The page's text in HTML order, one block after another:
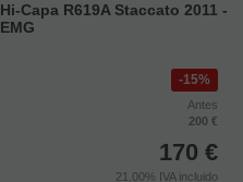
Hi-Capa R619A Staccato 2011 -
EMG
15%
Antes
200 €
170 €
21.00% IVA incluido